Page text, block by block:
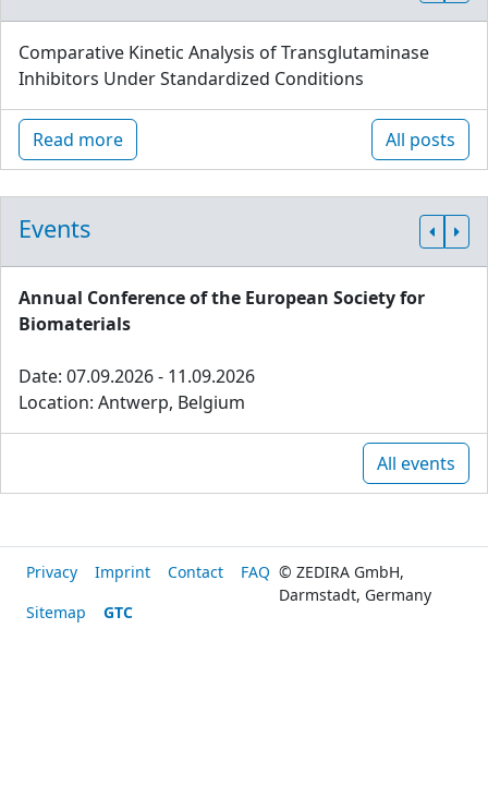
Comparative Kinetic Analysis of Transglutaminase
Inhibitors Under Standardized Conditions
Read more All posts
Events
Annual Conference of the European Society for
Biomaterials
Date: 07.09.2026 - 11.09.2026
Location: Antwerp, Belgium
All events
Privacy Imprint Contact
FAQ
Sitemap
GTC
© ZEDIRA GmbH,
Darmstadt, Germany